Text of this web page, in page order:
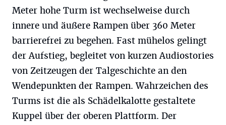
Meter hohe Turm ist wechselweise durch
innere und äußere Rampen über 360 Meter
barrierefrei zu begehen. Fast mühelos gelingt
der Aufstieg, begleitet von kurzen Audiostories
von Zeitzeugen der Talgeschichte an den
Wendepunkten der Rampen. Wahrzeichen des
Turms ist die als Schädelkalotte gestaltete
Kuppel über der oberen Plattform. Der